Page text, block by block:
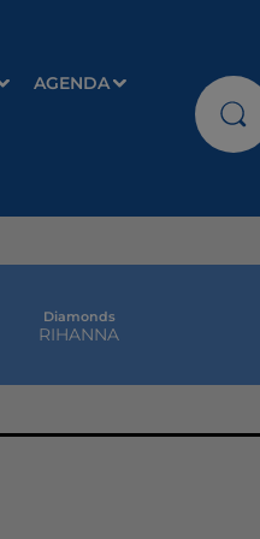
AGENDA
Diamonds
RIHANNA